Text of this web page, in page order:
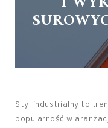
Styl industrialny to
popularność w